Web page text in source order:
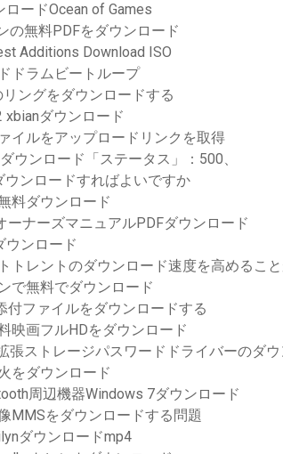
ードOcean of Games
の無料PDFをダウンロード
Additions Download ISO
ドラムビートループ
ングをダウンロードする
xbianダウンロード
イルをアップロードリンクを取得
ウンロード「ステータス」：500、
ウンロードすればよいですか
料ダウンロード
ーナーズマニュアルPDFダウンロード
ウンロード
トレントのダウンロード速度を高めるこ
で無料でダウンロード
付ファイルをダウンロードする
映画フルHDをダウンロード
張ストレージパスワードドライバーのダウ
をダウンロード
周辺機器Windows 7ダウンロード
MMSをダウンロードする問題
ダウンロードmp4